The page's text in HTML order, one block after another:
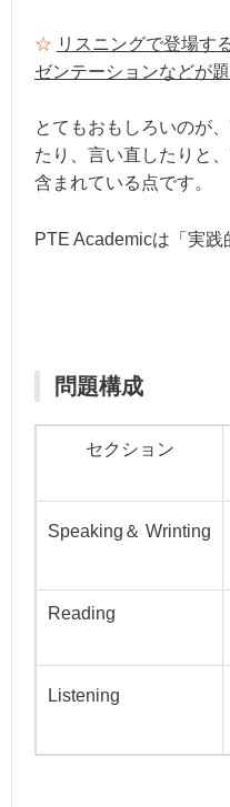
☆ リスニングで登場す
ゼンテーションなどが
とてもおもしろいのが
たり、言い直したりと
含まれている点です。
PTE Academicは「実践
問題構成
セクション
Speaking＆ Wrinting
Reading
Listening